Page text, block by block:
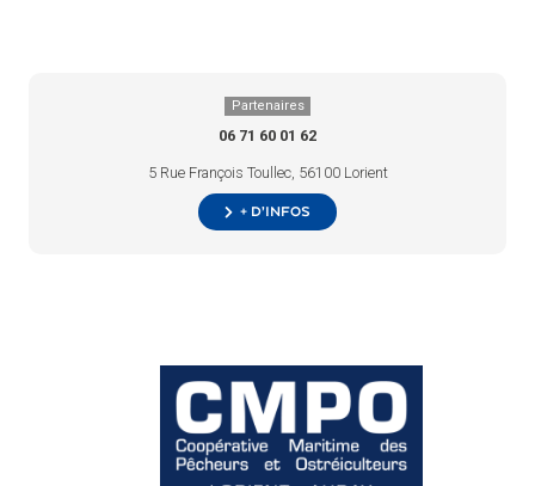
Partenaires
06 71 60 01 62
5 Rue François Toullec, 56100 Lorient
+ d’infos